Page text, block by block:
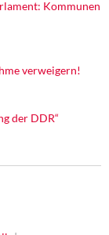
Kommunen
verweigern!
der DDR“